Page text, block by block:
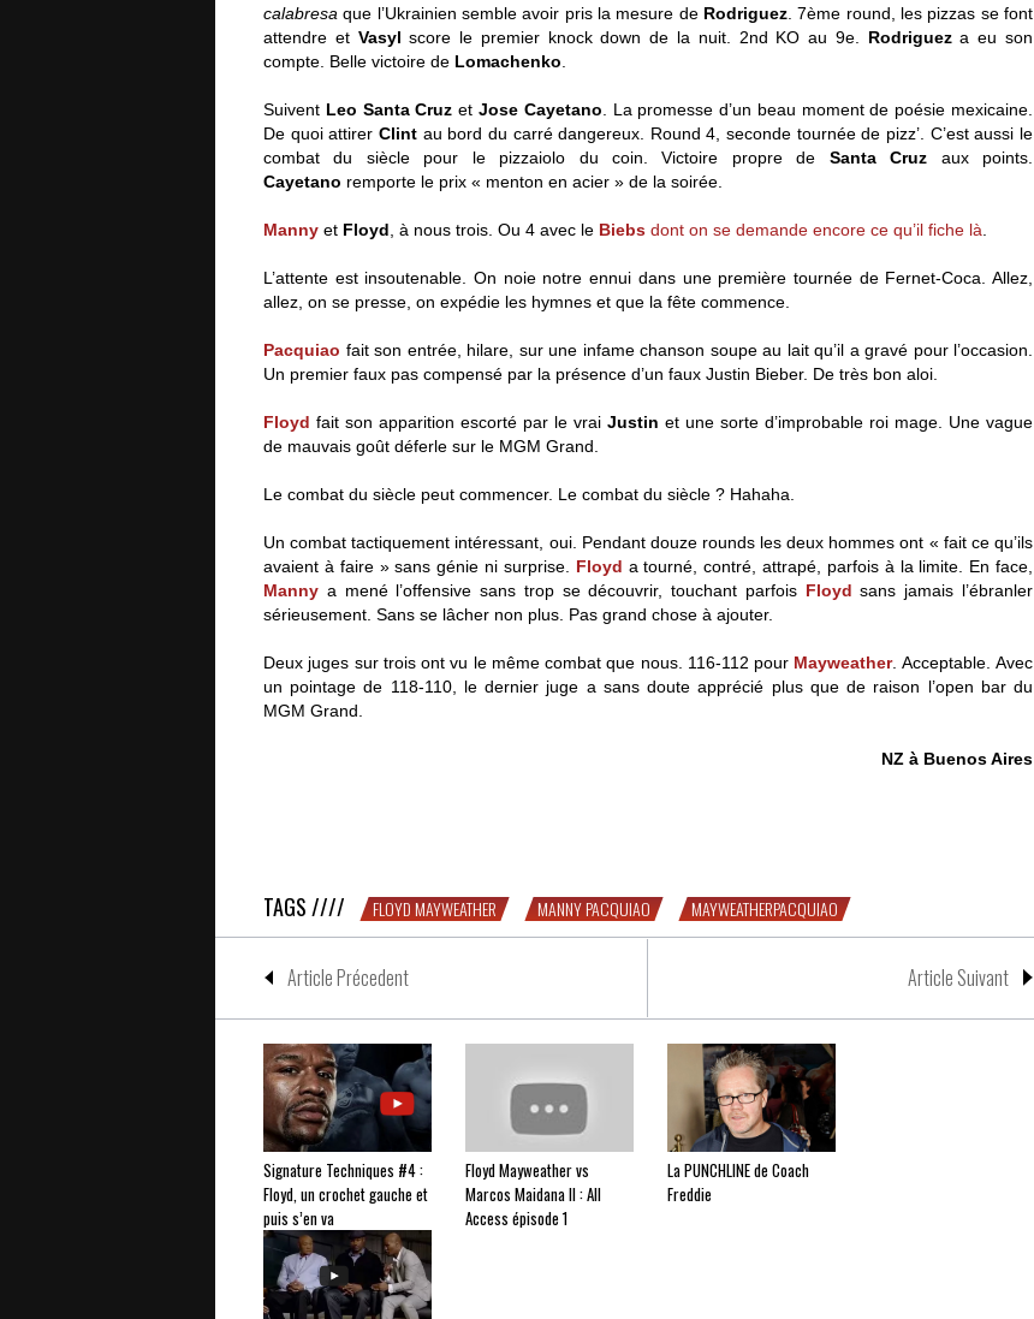
calabresa que l’Ukrainien semble avoir pris la mesure de Rodriguez . 7ème round, les pizzas se font
attendre et Vasyl score le premier knock down de la nuit. 2nd KO au 9e. Rodrigueza eu son
compte. Belle victoire de Lomachenko
Suivent Leo Santa Cruz et Jose Cayetano . La promesse d’un beau moment de poésie mexicaine.
De quoi attirer Clintau bord du carré dangereux. Round 4, seconde tournée de pizz’. C’est aussi le
combat du siècle pour le pizzaiolo du coin. Victoire propre de Santa Cruz aux points.
Cayetano remporte le prix « menton en acier » de la soirée.
Manny et Floyd , à nous trois. Ou 4 avec le Biebs dont on se demande encore ce qu’il fiche là
L’attente est insoutenable. On noie notre ennui dans une première tournée de Fernet-Coca. Allez,
allez, on se presse, on expédie les hymnes et que la fête commence.
Pacquiao fait son entrée, hilare, sur une infame chanson soupe au lait qu’il a gravé pour l’occasion.
Un premier faux pas compensé par la présence d’un faux Justin Bieber. De très bon aloi.
Floyd fait son apparition escorté par le vrai Justin et une sorte d’improbable roi mage. Une vague
de mauvais goût déferle sur le MGM Grand.
Le combat du siècle peut commencer. Le combat du siècle ? Hahaha.
Un combat tactiquement intéressant, oui. Pendant douze rounds les deux hommes ont « fait ce qu’ils
avaient à faire » sans génie ni surprise. Floyd a tourné, contré, attrapé, parfois à la limite. En face,
Manny a mené l’offensive sans trop se découvrir, touchant parfois Floyd sans jamais l’ébranler
sérieusement. Sans se lâcher non plus. Pas grand chose à ajouter.
Deux juges sur trois ont vu le même combat que nous. 116-112 pour Mayweather. Acceptable. Avec
un pointage de 118-110, le dernier juge a sans doute apprécié plus que de raison l’open bar du
MGM Grand.
NZ à Buenos Aires
TAGS //// FLOYD MAYWEATHER MANNY PACQUIAO MAYWEATHERPACQUIAO
Article Précedent Article Suivant
Signature Techniques #4 :
Floyd, un crochet gauche et
puis s’en va
Floyd Mayweather vs
Marcos Maidana II : All
Access épisode 1
La PUNCHLINE de Coach
Freddie